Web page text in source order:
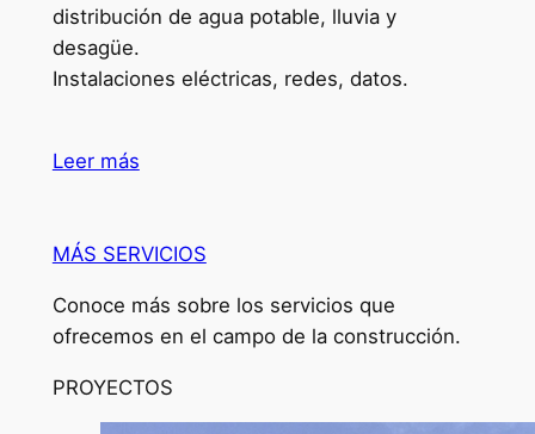
distribución de agua potable, lluvia y
desagüe.
Instalaciones eléctricas, redes, datos.
Leer más
MÁS SERVICIOS
Conoce más sobre los servicios que
ofrecemos en el campo de la construcción.
PROYECTOS